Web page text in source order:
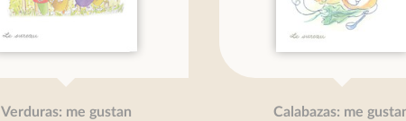
Verduras: me gustan Calabazas: me